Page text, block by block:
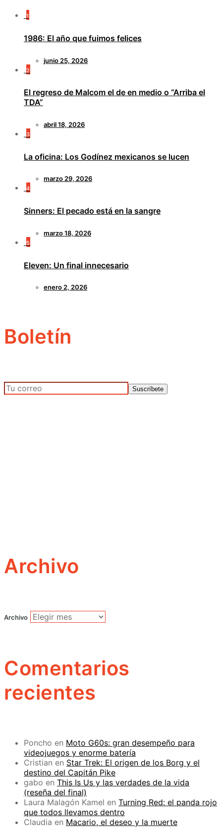
1
1986: El año que fuimos felices
junio 25, 2026
2
El regreso de Malcom el de en medio o “Arriba el
TDA”
abril 18, 2026
3
La oficina: Los Godínez mexicanos se lucen
marzo 29, 2026
4
Sinners: El pecado está en la sangre
marzo 18, 2026
5
Eleven: Un final innecesario
enero 2, 2026
Boletín
Archivo
Archivo
Comentarios
recientes
Poncho en Moto G60s: gran desempeño para
videojuegos y enorme batería
Cristian en Star Trek: El origen de los Borg y el
destino del Capitán Pike
gabo en This Is Us y las verdades de la vida
(reseña del final)
Laura Malagón Kamel en Turning Red: el panda rojo
que todos llevamos dentro
Claudia en Macario, el deseo y la muerte